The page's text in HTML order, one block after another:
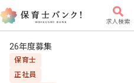
求人検索
26年度募集
保育士
正社員